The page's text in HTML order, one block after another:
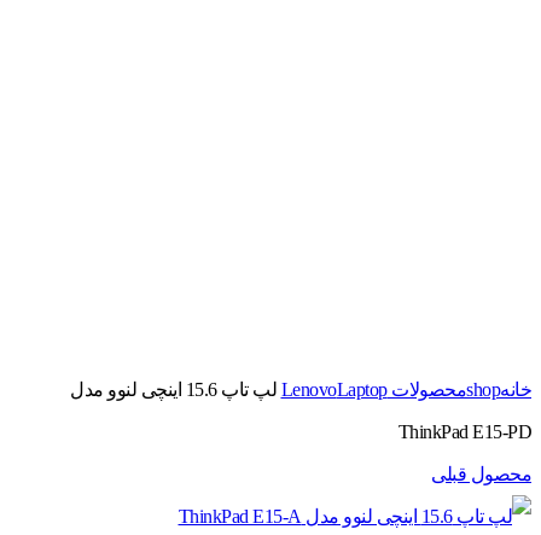
خانهshopمحصولات LenovoLaptop لپ تاپ 15.6 اینچی لنوو مدل
ThinkPad E15-PD
محصول قبلی